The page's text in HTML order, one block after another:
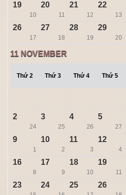
19
10
20
11
21
12
22
13
26
17
27
18
28
19
29
20
11 NOVEMBER
Thứ 2 Thứ 3 Thứ 4 Thứ 5
2
24
3
25
4
26
5
27
9
1
10
2
11
3
12
4
16
8
17
9
18
10
19
11
23 24 25 26